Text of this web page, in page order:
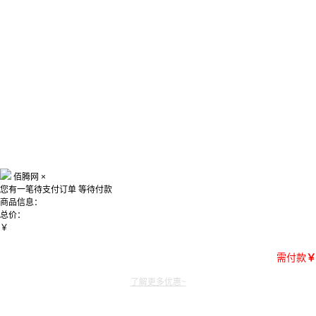
佰腾网 ×
您有一笔待支付订单 等待付款
商品信息：
总价：
￥
需付款￥
了解更多优惠~